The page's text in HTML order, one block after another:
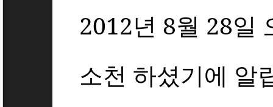
2012년 8월 28일
소천 하셨기에 알